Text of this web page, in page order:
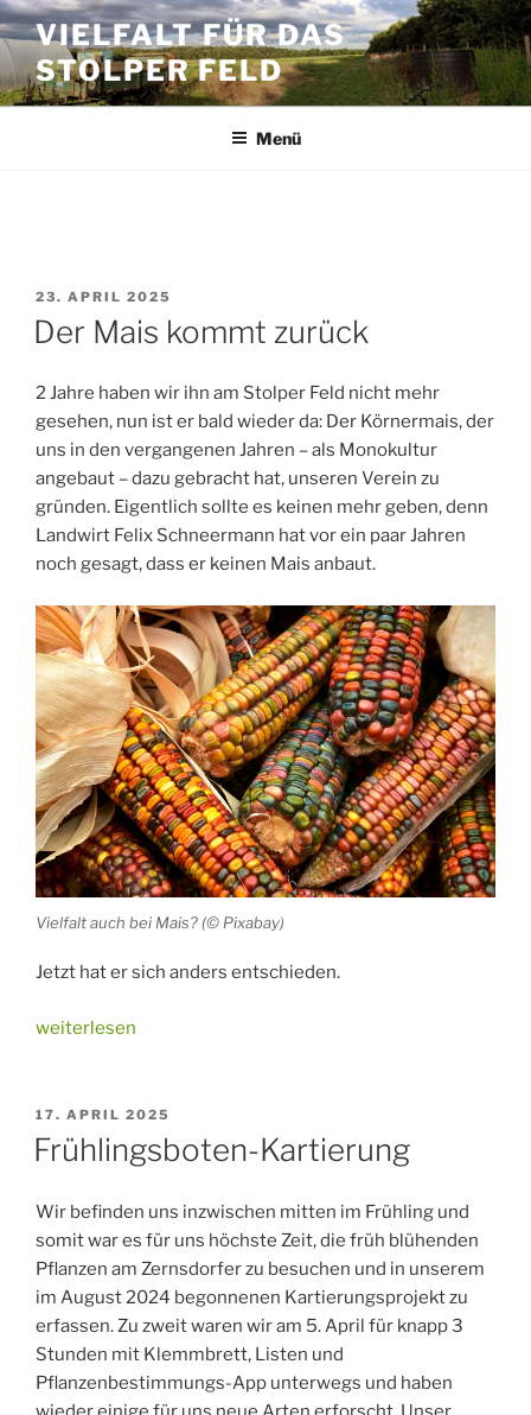
Zum
Inhalt
springen
VIELFALT FÜR DAS
STOLPER FELD
Menü
VERÖFFENTLICHT
AM
23. APRIL 2025
Der Mais kommt zurück
2 Jahre haben wir ihn am Stolper Feld nicht mehr
gesehen, nun ist er bald wieder da: Der Körnermais, der
uns in den vergangenen Jahren – als Monokultur
angebaut – dazu gebracht hat, unseren Verein zu
gründen. Eigentlich sollte es keinen mehr geben, denn
Landwirt Felix Schneermann hat vor ein paar Jahren
noch gesagt, dass er keinen Mais anbaut.
Vielfalt auch bei Mais? (© Pixabay)
Jetzt hat er sich anders entschieden.
„Der
zurück“
weiterlesen
VERÖFFENTLICHT
AM
17. APRIL 2025
Frühlingsboten-Kartierung
Wir befinden uns inzwischen mitten im Frühling und
somit war es für uns höchste Zeit, die früh blühenden
Pflanzen am Zernsdorferzu besuchen und in unserem
im August 2024 begonnenen Kartierungsprojekt zu
erfassen. Zu zweitwaren wir am 5. April für knapp 3
Stunden mit Klemmbrett, Listen und
Pflanzenbestimmungs-App unterwegs und haben